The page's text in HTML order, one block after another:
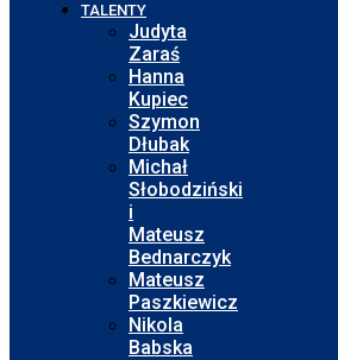
TALENTY
Judyta
Zaraś
Hanna
Kupiec
Szymon
Dłubak
Michał
Słobodziński
i
Mateusz
Bednarczyk
Mateusz
Paszkiewicz
Nikola
Babska